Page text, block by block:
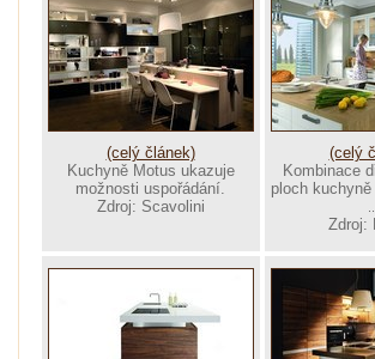
(celý článek)
Kuchyně Motus ukazuje
možnosti uspořádání.
Zdroj: Scavolini
(celý
Kombinace
ploch
Zdroj: